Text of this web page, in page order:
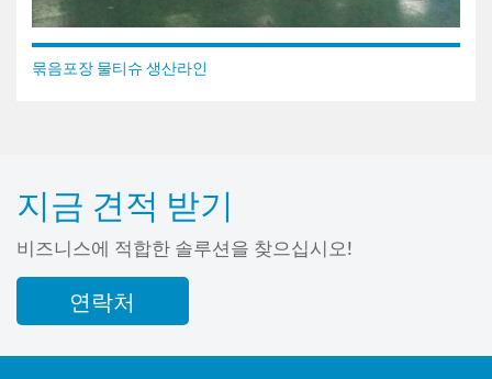
묶음포장 물티슈 생산라인
지금 견적 받기
비즈니스에 적합한 솔루션을 찾으십시오!
연락처